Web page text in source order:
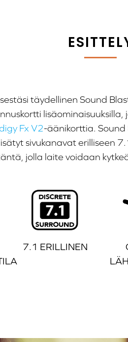
täydellinen Sound
Fx V2-äänikorttia. Sound
sivukanavat erilliseen
jolla laite voidaan
7.1 ERILLINEN